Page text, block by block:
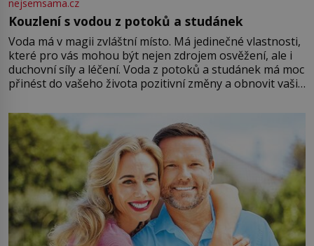
nejsemsama.cz
Kouzlení s vodou z potoků a studánek
Voda má v magii zvláštní místo. Má jedinečné vlastnosti,
které pro vás mohou být nejen zdrojem osvěžení, ale i
duchovní síly a léčení. Voda z potoků a studánek má moc
přinést do vašeho života pozitivní změny a obnovit vaši
můžete obohatit své rituály a přinést do svého života
větší harmonii a klid. Je důležité